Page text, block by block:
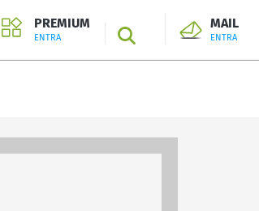
PREMIUM
ENTRA SEARCH
MAIL
ENTRA